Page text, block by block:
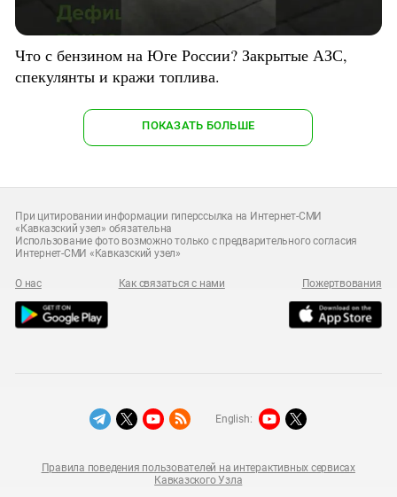
Что с бензином на Юге России? Закрытые АЗС,
спекулянты и кражи топлива.
ПОКАЗАТЬ БОЛЬШЕ
При цитировании информации гиперссылка на Интернет-СМИ
«Кавказский узел» обязательна
Использование фото возможно только с предварительного согласия
Интернет-СМИ «Кавказский узел»
О нас Как связаться с нами Пожертвования
Правила поведения пользователей на интерактивных сервисах
Кавказского Узла
English: